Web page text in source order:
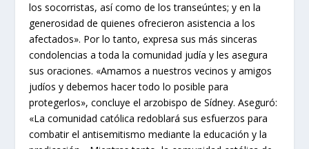
los socorristas, así como de los transeúntes; y en la
generosidad de quienes ofrecieron asistencia a los
afectados». Por lo tanto, expresa sus más sinceras
condolencias a toda la comunidad judía y les asegura
sus oraciones. «Amamos a nuestros vecinos y amigos
judíos y debemos hacer todo lo posible para
protegerlos», concluye el arzobispo de Sídney. Aseguró:
«La comunidad católica redoblará sus esfuerzos para
combatir el antisemitismo mediante la educación y la